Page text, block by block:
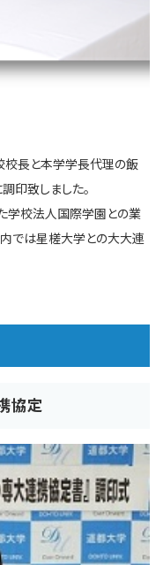
校長と本学学長代理の飯
印致しました。
学校法人国際学園との業
では星槎大学との大大連
協定